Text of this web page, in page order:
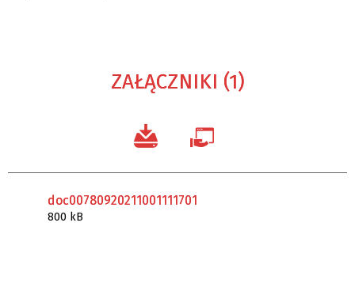
ZAŁĄCZNIKI (1)
doc00780920211001111701
800 kB